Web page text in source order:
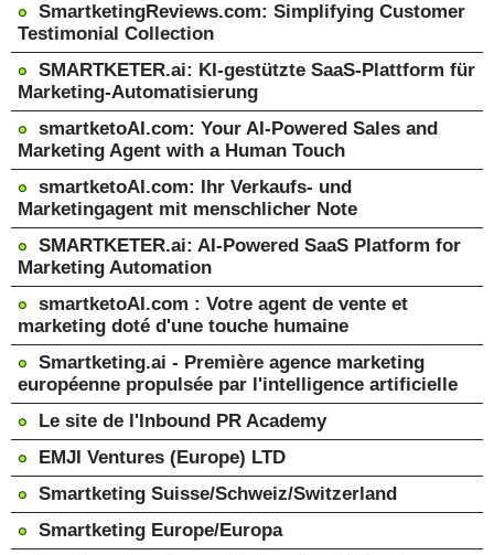
SmartketingReviews.com: Simplifying Customer
Testimonial Collection
SMARTKETER.ai: KI-gestützte SaaS-Plattform für
Marketing-Automatisierung
smartketoAI.com: Your AI-Powered Sales and
Marketing Agent with a Human Touch
smartketoAI.com: Ihr Verkaufs- und
Marketingagent mit menschlicher Note
SMARTKETER.ai: AI-Powered SaaS Platform for
Marketing Automation
smartketoAI.com : Votre agent de vente et
marketing doté d'une touche humaine
Smartketing.ai - Première agence marketing
européenne propulsée par l'intelligence artificielle
Le site de l'Inbound PR Academy
EMJI Ventures (Europe) LTD
Smartketing Suisse/Schweiz/Switzerland
Smartketing Europe/Europa